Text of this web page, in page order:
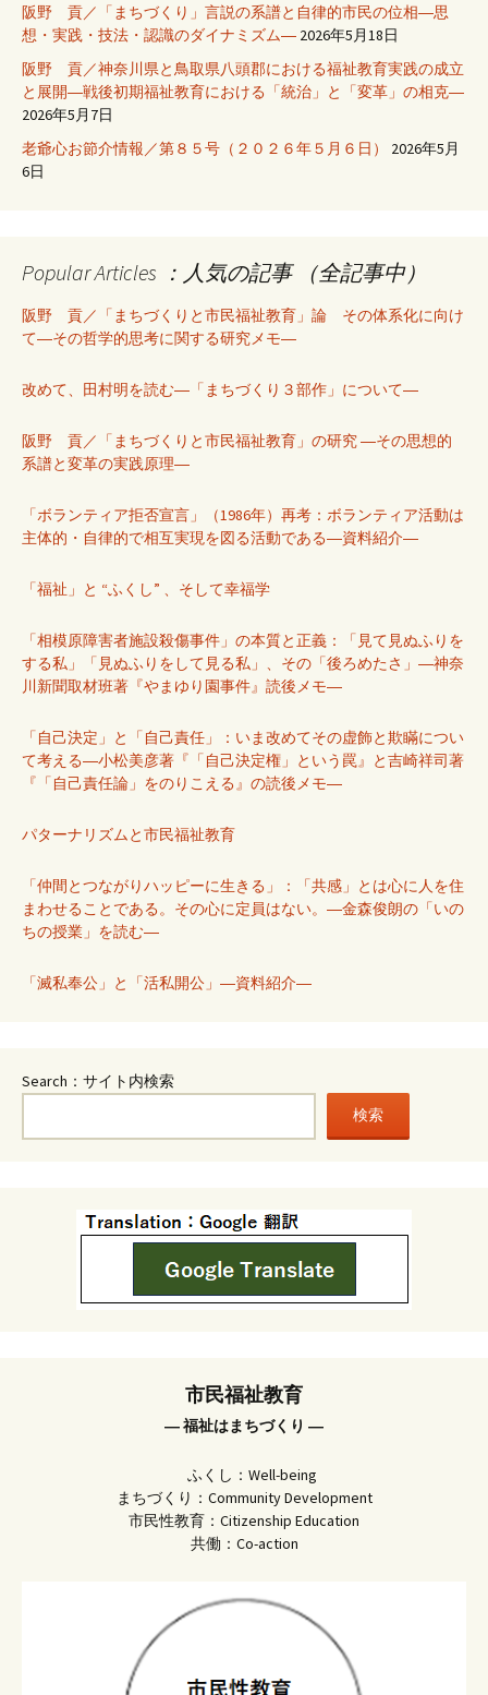
阪野 貢／「まちづくり」言説の系譜と自律的市民の位相―思
想・実践・技法・認識のダイナミズム― 2026年5月18日
阪野 貢／神奈川県と鳥取県八頭郡における福祉教育実践の成立
と展開―戦後初期福祉教育における「統治」と「変革」の相克―
2026年5月7日
老爺心お節介情報／第８５号（２０２６年５月６日）
2026年5月
6日
Popular Articles ：人気の記事 （全記事中）
阪野 貢／「まちづくりと市民福祉教育」論 その体系化に向け
て―その哲学的思考に関する研究メモ―
改めて、田村明を読む―「まちづくり３部作」について―
阪野 貢／「まちづくりと市民福祉教育」の研究 ―その思想的
系譜と変革の実践原理―
「ボランティア拒否宣言」（1986年）再考：ボランティア活動は
主体的・自律的で相互実現を図る活動である―資料紹介―
「福祉」と “ふくし” 、そして幸福学
「相模原障害者施設殺傷事件」の本質と正義：「見て見ぬふりを
する私」「見ぬふりをして見る私」、その「後ろめたさ」―神奈
川新聞取材班著『やまゆり園事件』読後メモ―
「自己決定」と「自己責任」：いま改めてその虚飾と欺瞞につい
て考える―小松美彦著『「自己決定権」という罠』と吉崎祥司著
『「自己責任論」をのりこえる』の読後メモ―
パターナリズムと市民福祉教育
「仲間とつながりハッピーに生きる」：「共感」とは心に人を住
まわせることである。その心に定員はない。―金森俊朗の「いの
ちの授業」を読む―
「滅私奉公」と「活私開公」―資料紹介―
Search：サイト内検索
検索
市民福祉教育
― 福祉はまちづくり ―
ふくし：Well-being
まちづくり：Community Development
市民性教育：Citizenship Education
共働：Co-action